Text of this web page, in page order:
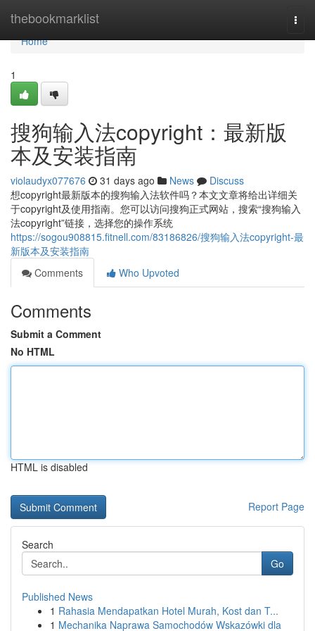
thebookmarklist
Home
Home
1
搜狗输入法copyright：最新版
本及安装指南
violaudyx077676 31 days ago News
Discuss
想copyright最新版本的搜狗输入法软件吗？本文文章将给出详细关
于copyright及使用指南。您可以访问搜狗正式网站，搜索“搜狗输入
法copyright”链接，选择您的操作系统
https://sogou908815.fitnell.com/83186826/搜狗输入法copyright-最
新版本及安装指南
Comments
Who Upvoted
Comments
Submit a Comment
No HTML
HTML is disabled
Report Page
Search
Go
Published News
1 Rahasia Mendapatkan Hotel Murah, Kost dan T...
1 Mechanika Naprawa Samochodów Wskazówki dla